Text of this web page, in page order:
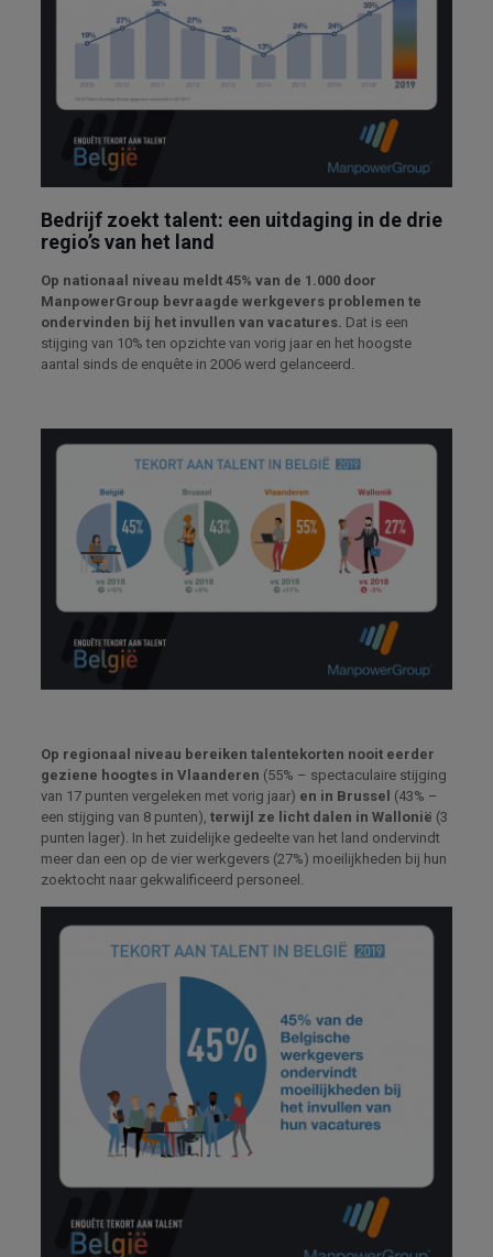
Bedrijf zoekt talent: een uitdaging in de drie
regio’s van het land
Op nationaal niveau meldt 45% van de 1.000 door
ManpowerGroup bevraagde werkgevers problemen te
ondervinden bij het invullen van vacatures. Dat is een
stijging van 10% ten opzichte van vorig jaar en het hoogste
aantal sinds de enquête in 2006 werd gelanceerd.
Op regionaal niveau bereiken talentekorten nooit eerder
geziene hoogtes in Vlaanderen (55% – spectaculaire stijging
van 17 punten vergeleken met vorig jaar) en in Brussel (43% –
een stijging van 8 punten),terwijl ze licht dalen in Wallonië (3
punten lager). In het zuidelijke gedeelte van het land ondervindt
meer dan een op de vier werkgevers (27%) moeilijkheden bij hun
zoektocht naar gekwalificeerd personeel.